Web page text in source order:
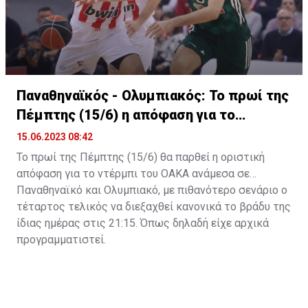
όποιες διαδικασίες με τον Νικ Καλάθη.
Παναθηναϊκός - Ολυμπιακός: Το πρωί της
Πέμπτης (15/6) η απόφαση για το
ντέρμπι
15.06.2023 08:42
Το πρωί της Πέμπτης (15/6) θα παρθεί η οριστική
απόφαση για το ντέρμπι του ΟΑΚΑ ανάμεσα σε
Παναθηναϊκό και Ολυμπιακό, με πιθανότερο σενάριο ο
τέταρτος τελικός να διεξαχθεί κανονικά το βράδυ της
ίδιας ημέρας στις 21:15. Όπως δηλαδή είχε αρχικά
προγραμματιστεί.